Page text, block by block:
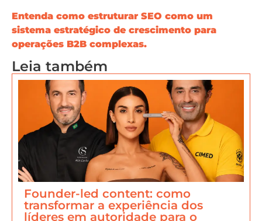
Entenda como estruturar SEO como um
sistema estratégico de crescimento para
operações B2B complexas.
Leia também
Founder-led content: como
transformar a experiência dos
líderes em autoridade para o